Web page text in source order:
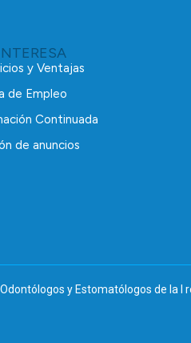
y Ventajas
de Empleo
Continuada
de anuncios
y Estomatólogos de la I